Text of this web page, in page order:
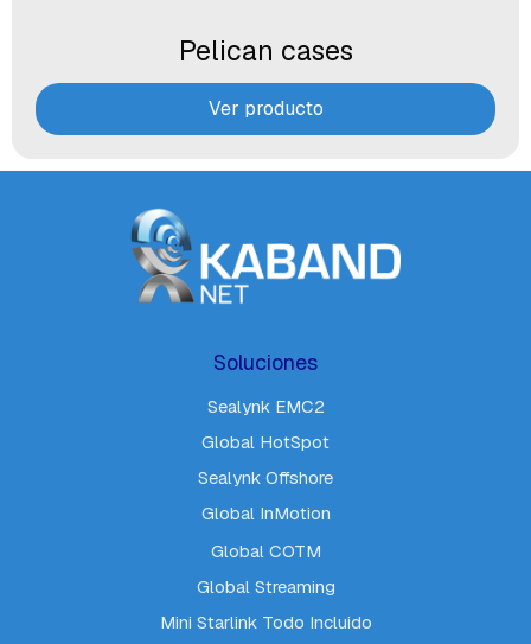
Pelican cases
Ver producto
Soluciones
Sealynk EMC2
Global HotSpot
Sealynk Offshore
Global InMotion
Global COTM
Global Streaming
Mini Starlink Todo Incluido